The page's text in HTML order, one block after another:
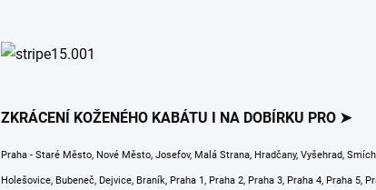
ZKRÁCENÍ KOŽENÉHO KABÁTU I NA DOBÍRKU PRO ➤
Praha - Staré Město, Nové Město, Josefov, Malá Strana, Hradčany, Vyšehrad,
Holešovice, Bubeneč, Dejvice, Braník, Praha 1, Praha 2, Praha 3, Praha 4, Praha 5,